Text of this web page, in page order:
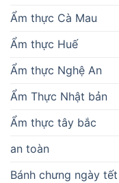
Ẩm thực Cà Mau
Ẩm thực Huế
Ẩm thực Nghệ An
Ẩm Thực Nhật bản
Ẩm thực tây bắc
an toàn
Bánh chưng ngày tết